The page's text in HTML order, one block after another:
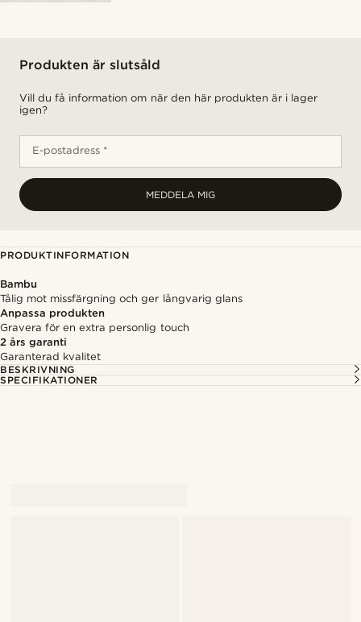
Produkten är slutsåld
Vill du få information om när den här produkten är i lager
igen?
E-postadress *
MEDDELA MIG
PRODUKTINFORMATION
Bambu
Tålig mot missfärgning och ger långvarig glans
Anpassa produkten
Gravera för en extra personlig touch
2 års garanti
Garanterad kvalitet
BESKRIVNING
SPECIFIKATIONER